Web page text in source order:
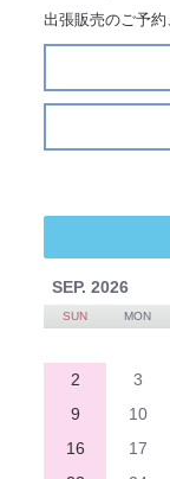
出張販売のご予約
SEP. 2026
SUN MON
2
3
9
10
16
17